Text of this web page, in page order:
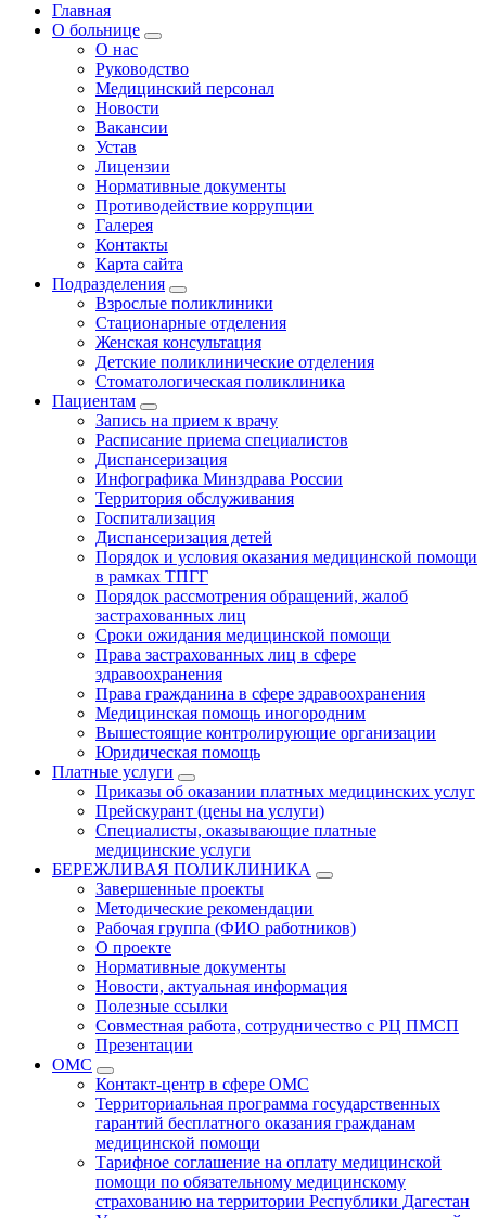
Главная
О больнице
О нас
Руководство
Медицинский персонал
Новости
Вакансии
Устав
Лицензии
Нормативные документы
Противодействие коррупции
Галерея
Контакты
Карта сайта
Подразделения
Взрослые поликлиники
Стационарные отделения
Женская консультация
Детские поликлинические отделения
Стоматологическая поликлиника
Пациентам
Запись на прием к врачу
Расписание приема специалистов
Диспансеризация
Инфографика Минздрава России
Территория обслуживания
Госпитализация
Диспансеризация детей
Порядок и условия оказания медицинской помощи
в рамках ТПГГ
Порядок рассмотрения обращений, жалоб
застрахованных лиц
Сроки ожидания медицинской помощи
Права застрахованных лиц в сфере
здравоохранения
Права гражданина в сфере здравоохранения
Медицинская помощь иногородним
Вышестоящие контролирующие организации
Юридическая помощь
Платные услуги
Приказы об оказании платных медицинских услуг
Прейскурант (цены на услуги)
Специалисты, оказывающие платные
медицинские услуги
БЕРЕЖЛИВАЯ ПОЛИКЛИНИКА
Завершенные проекты
Методические рекомендации
Рабочая группа (ФИО работников)
О проекте
Нормативные документы
Новости, актуальная информация
Полезные ссылки
Совместная работа, сотрудничество с РЦ ПМСП
Презентации
ОМС
Контакт-центр в сфере ОМС
Территориальная программа государственных
гарантий бесплатного оказания гражданам
медицинской помощи
Тарифное соглашение на оплату медицинской
помощи по обязательному медицинскому
страхованию на территории Республики Дагестан